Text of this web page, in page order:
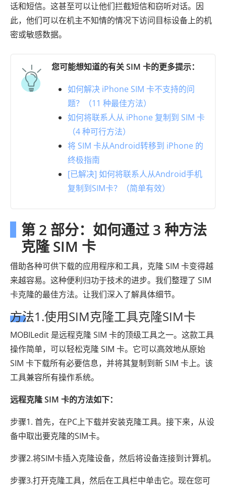
话和短信。这甚至可以让他们拦截短信和窃听对话。因
此，他们可以在机主不知情的情况下访问目标设备上的机
密或敏感数据。
您可能想知道的有关 SIM 卡的更多提示：
如何解决 iPhone SIM 卡不支持的问
题？（11 种最佳方法）
如何将联系人从 iPhone 复制到 SIM 卡
（4 种可行方法）
将 SIM 卡从Android转移到 iPhone 的
终极指南
[已解决] 如何将联系人从Android手机
复制到SIM卡？（简单有效）
第 2 部分：如何通过 3 种方法
克隆 SIM 卡
借助各种可供下载的应用程序和工具，克隆 SIM 卡变得越
来越容易。这种便利归功于技术的进步。我们整理了 SIM
卡克隆的最佳方法。让我们深入了解具体细节。
方法1.使用SIM克隆工具克隆SIM卡
MOBILedit 是远程克隆 SIM 卡的顶级工具之一。这款工具
操作简单，可以轻松克隆 SIM 卡。它可以高效地从原始
SIM 卡下载所有必要信息，并将其复制到新 SIM 卡上。该
工具兼容所有操作系统。
远程克隆 SIM 卡的方法如下：
步骤1. 首先，在PC上下载并安装克隆工具。接下来，从设
备中取出要克隆的SIM卡。
步骤2.将SIM卡插入克隆设备，然后将设备连接到计算机。
步骤3.打开克隆工具，然后在工具栏中单击它。现在您可